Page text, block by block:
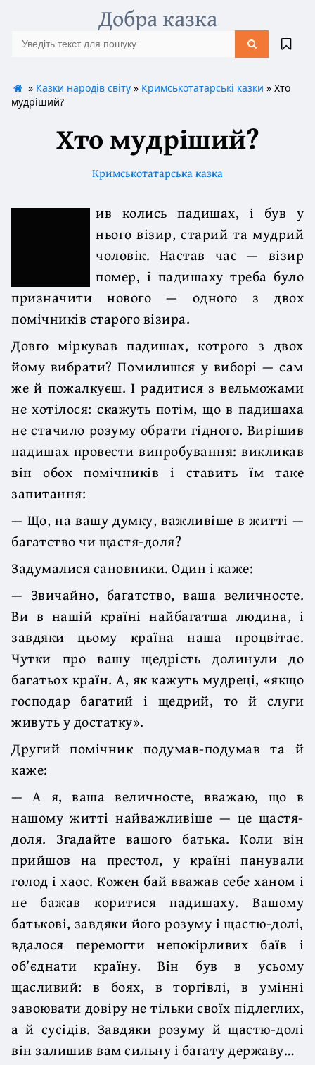
Добра казка
» Казки народів світу» Кримськотатарські казки » Хто
мудріший?
Хто мудріший?
Кримськотатарська казка
ив колись падишах, і був у
нього візир, старий та мудрий
чоловік. Настав час — візир
помер, і падишаху треба було
призначити нового — одного з двох
помічників старого візира.
Довго міркував падишах, котрого з двох
йому вибрати? Помилишся у виборі — сам
же й пожалкуєш. І радитися з вельможами
не хотілося: скажуть потім, що в падишаха
не стачило розуму обрати гідного. Вирішив
падишах провести випробування: викликав
він обох помічників і ставить їм таке
запитання:
— Що, на вашу думку, важливіше в житті —
багатство чи щастя-доля?
Задумалися сановники. Один і каже:
— Звичайно, багатство, ваша величносте.
Ви в нашій країні найбагатша людина, і
завдяки цьому країна наша процвітає.
Чутки про вашу щедрість долинули до
багатьох країн. А, як кажуть мудреці, «якщо
господар багатий і щедрий, то й слуги
живуть у достатку».
Другий помічник подумав-подумав та й
каже:
— А я, ваша величносте, вважаю, що в
нашому житті найважливіше — це щастя-
доля. Згадайте вашого батька. Коли він
прийшов на престол, у країні панували
голод і хаос. Кожен бай вважав себе ханом і
не бажав коритися падишаху. Вашому
батькові, завдяки його розуму і щастю-долі,
вдалося перемогти непокірливих баїв і
об’єднати країну. Він був в усьому
щасливий: в боях, в торгівлі, в умінні
завоювати довіру не тільки своїх підлеглих,
а й сусідів. Завдяки розуму й щастю-долі
він залишив вам сильну і багату державу…